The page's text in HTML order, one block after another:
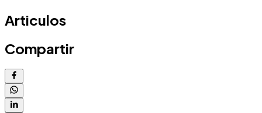
Articulos
Compartir